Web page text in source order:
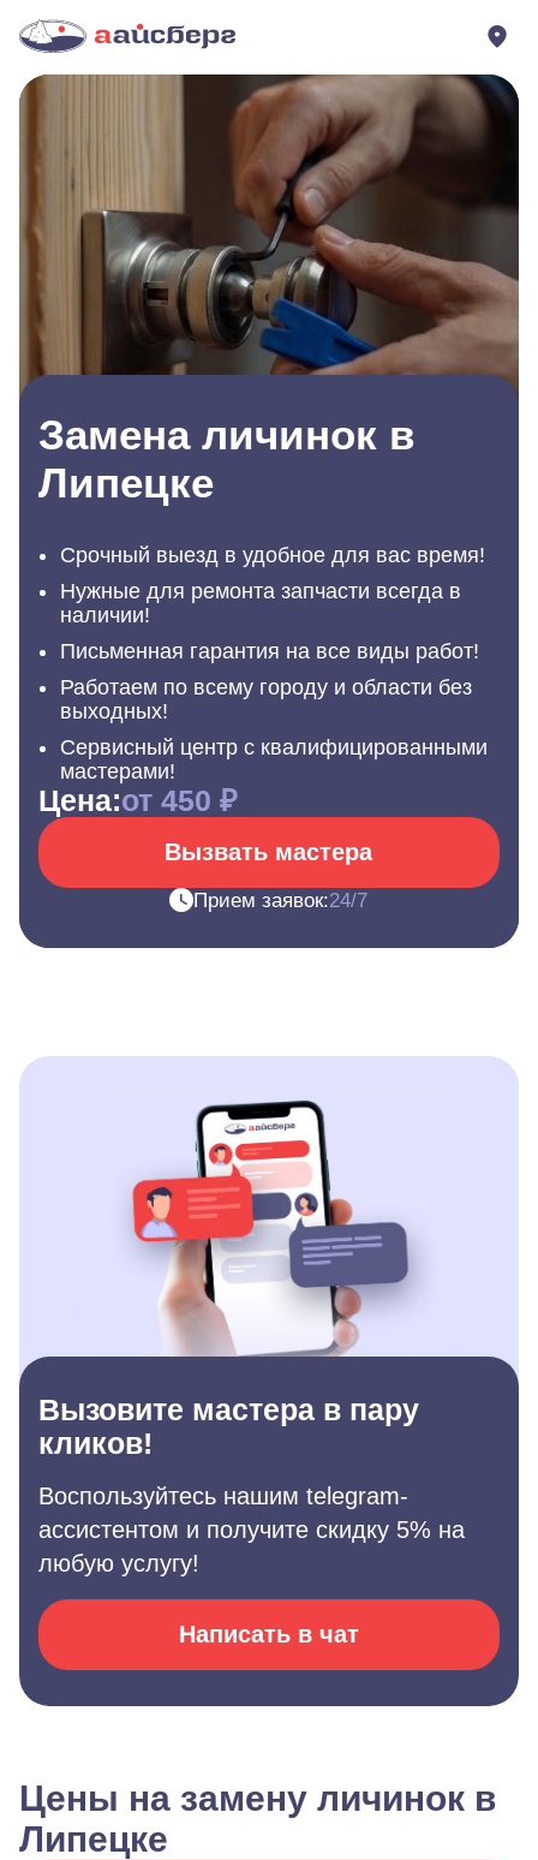
Замена личинок в
Липецке
Срочный выезд в удобное для вас время!
Нужные для ремонта запчасти всегда в
наличии!
Письменная гарантия на все виды работ!
Работаем по всему городу и области без
выходных!
Сервисный центр с квалифицированными
мастерами!
Цена:от 450 ₽
Вызвать мастера
Прием заявок:24/7
Вызовите мастера в пару
кликов!
Воспользуйтесь нашим telegram-
ассистентом и получите скидку 5% на
любую услугу!
Написать в чат
Цены на замену личинок в
Липецке